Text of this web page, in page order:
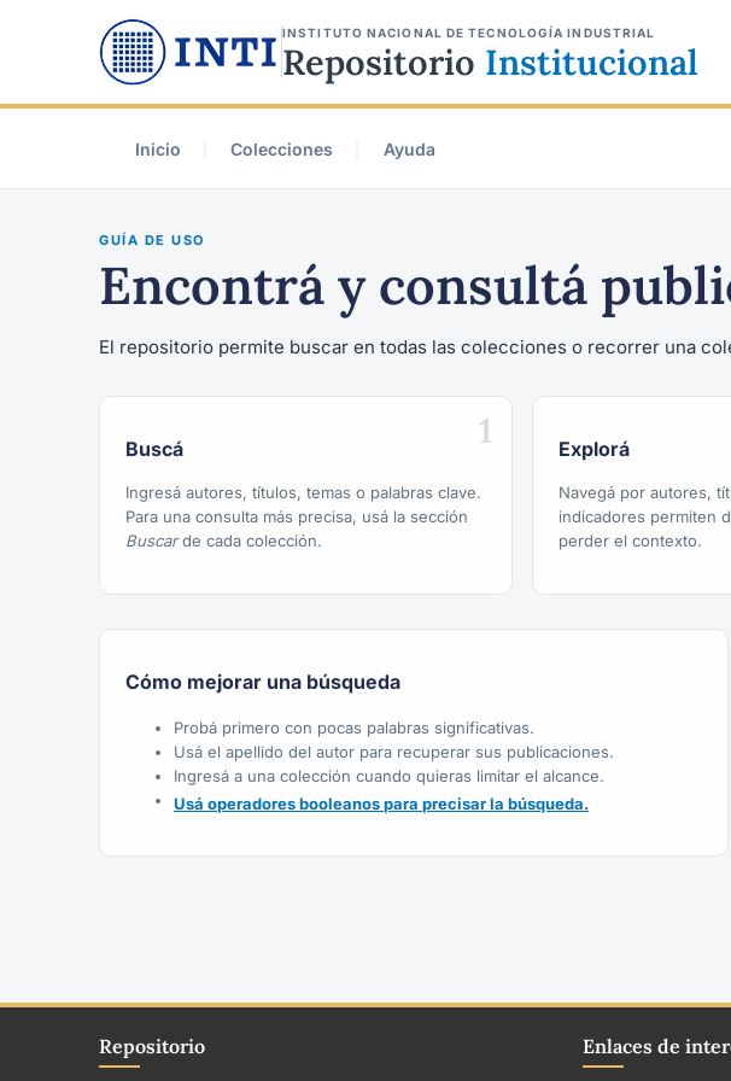
INSTITUTO NACIONAL DE TECNOLOGÍA INDUSTRIAL
Repositorio Institucional
Inicio Colecciones Ayuda
GUÍA DE USO
Encontrá y consultá
El repositorio permite buscar en todas las colecciones o recorrer una
1
Buscá
Ingresá autores, títulos, temas o palabras clave.
Para una consulta más precisa, usá la sección
Buscarde cada colección.
Explorá
Navegá por autores,
indicadores permiten
perder el contexto.
Cómo mejorar una búsqueda
Probá primero con pocas palabras significativas.
Usá el apellido del autor para recuperar sus publicaciones.
Ingresá a una colección cuando quieras limitar el alcance.
Usá operadores booleanos para precisar la búsqueda.
Repositorio Enlaces de